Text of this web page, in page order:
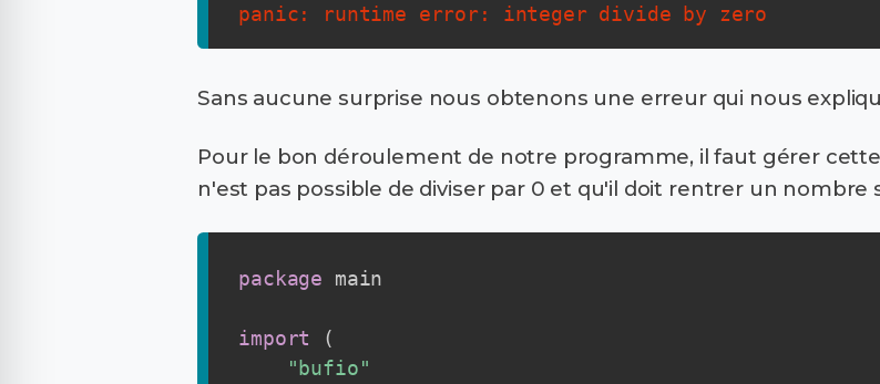
panic: runtime error: integer divide by zero
Sans aucune surprise nous obtenons une erreur qui nous
Pour le bon déroulement de notre programme, il faut gérer
n'est pas possible de diviser par 0 et qu'il doit rentrer un nombre
package main
import
(
"bufio"